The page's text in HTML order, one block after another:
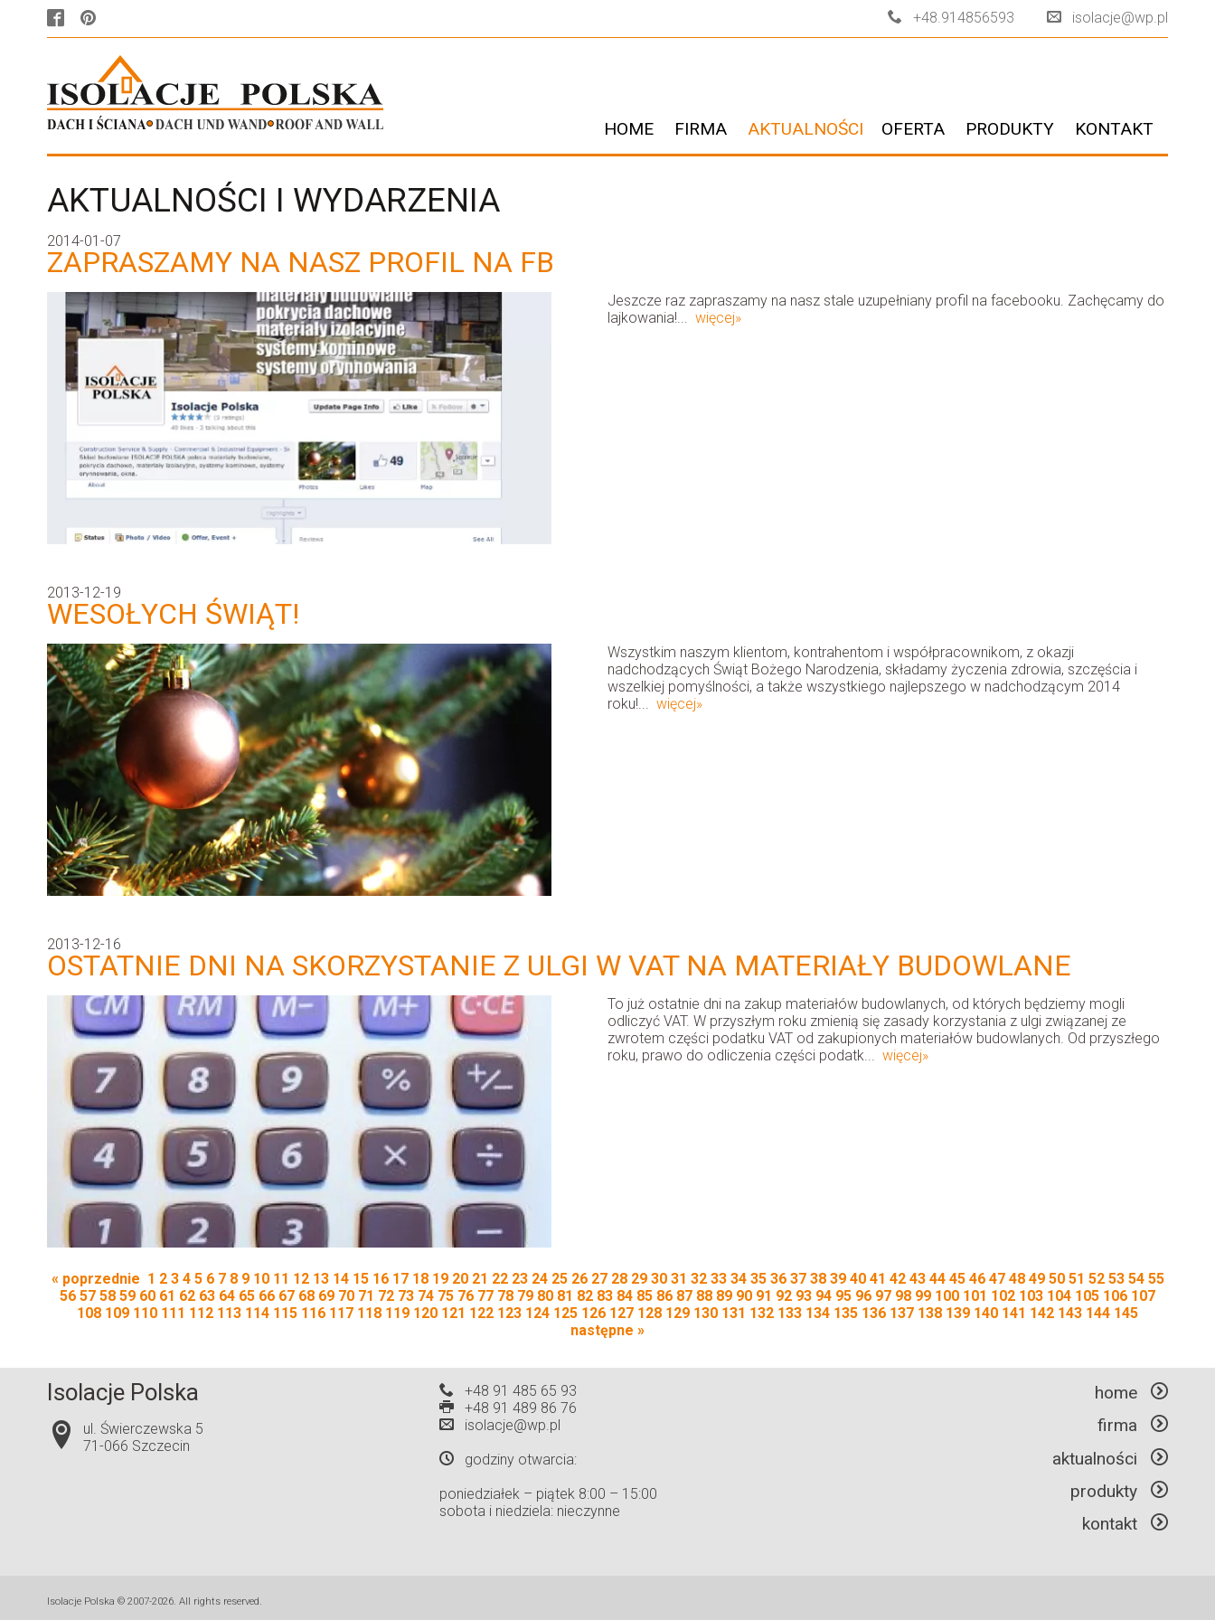
+48.914856593 isolacje@wp.pl
HOME FIRMA AKTUALNOŚCI OFERTA PRODUKTY KONTAKT
AKTUALNOŚCI I WYDARZENIA
2014-01-07
ZAPRASZAMY NA NASZ PROFIL NA FB
Jeszcze raz zapraszamy na nasz stale uzupełniany profil na facebooku. Zachęcamy do
lajkowania!... więcej»
2013-12-19
WESOŁYCH ŚWIĄT!
Wszystkim naszym klientom, kontrahentom i współpracownikom, z okazji
nadchodzących Świąt Bożego Narodzenia, składamy życzenia zdrowia, szczęścia i
wszelkiej pomyślności, a także wszystkiego najlepszego w nadchodzącym 2014
roku!... więcej»
2013-12-16
OSTATNIE DNI NA SKORZYSTANIE Z ULGI W VAT NA MATERIAŁY BUDOWLANE
To już ostatnie dni na zakup materiałów budowlanych, od których będziemy mogli
odliczyć VAT. W przyszłym roku zmienią się zasady korzystania z ulgi związanej ze
zwrotem części podatku VAT od zakupionych materiałów budowlanych. Od przyszłego
roku, prawo do odliczenia części podatk... więcej»
« poprzednie 1 2 3 4 5 6 7 8 9 10 11 12 13 14 15 16 17 18 19 20 21 22 23 24 25 26 27 28 29 30 31 32 33 34 35 36 37 38 39 40 41 42 43 44 45 46 47 48 49 50 51 52 53 54 55
56 57 58 59 60 61 62 63 64 65 66 67 68 69 70 71 72 73 74 75 76 77 78 79 80 81 82 83 84 85 86 87 88 89 90 91 92 93 94 95 96 97 98 99 100 101 102 103 104 105 106 107
108 109 110 111 112 113 114 115 116 117 118 119 120 121 122 123 124 125 126 127 128 129 130 131 132 133 134 135 136 137 138 139 140 141 142 143 144 145
następne »
Isolacje Polska
ul. Świerczewska 5
71-066 Szczecin
+48 91 485 65 93
+48 91 489 86 76
isolacje@wp.pl
godziny otwarcia:
poniedziałek – piątek 8:00 – 15:00
sobota i niedziela: nieczynne
home
firma
aktualności
produkty
kontakt
Isolacje Polska © 2007-2026. All rights reserved.